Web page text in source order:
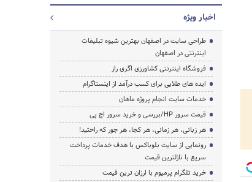
اخبار ویژه
طراحی سایت در اصفهان بهترین شیوه تبلیغات
اینترنتی در اصفهان
فروشگاه اینترنتی کشاورزی اگری راز
ایده های طلایی برای کسب درآمد از اینستاگرام
خدمات سایت انجام پروژه ماهان
قیمت سرور HP/بررسی و خرید سرور اچ پی
هر زبانی، هر زمانی، هر کجا، هر جور که راحتید!
رونمایی از سایت بلوباکس با هدف خدمات پرداخت
سریع با نازلترین قیمت
خرید تلگرام پرمیوم با ارزان ترین قیمت